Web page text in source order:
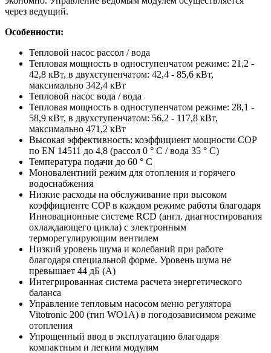
через ведущий.
Особенности:
Тепловой насос рассол / вода
Тепловая мощность в одноступенчатом режиме: 21,2 -
42,8 кВт, в двухступенчатом: 42,4 - 85,6 кВт,
максимально 342,4 кВт
Тепловой насос вода / вода
Тепловая мощность в одноступенчатом режиме: 28,1 -
58,9 кВт, в двухступенчатом: 56,2 - 117,8 кВт,
максимально 471,2 кВт
Высокая эффективность: коэффициент мощности COP
по EN 14511 до 4,8 (рассол 0 ° C / вода 35 ° C)
Температура подачи до 60 ° C
Моновалентний режим для отопления и горячего
водоснабжения
Низкие расходы на обслуживание при высоком
коэффициенте COP в каждом режиме работы благодаря
Инновационные системе RCD (англ. диагностирования
охлаждающего цикла) с электронным
терморегулирующим вентилем
Низкий уровень шума и колебаний при работе
благодаря специальной форме. Уровень шума не
превышает 44 дБ (A)
Интегрированная система расчета энергетического
баланса
Управление тепловым насосом меню регулятора
Vitotronic 200 (тип WO1A) в погодозависимом режиме
отопления
Упрощенный ввод в эксплуатацию благодаря
компактным и легким модулям